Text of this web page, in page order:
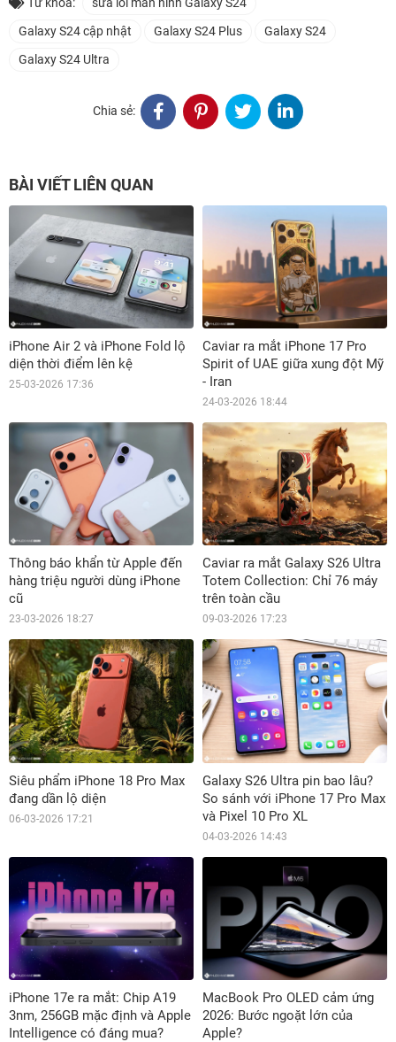
Galaxy S24 cập nhật
Galaxy S24 Plus
Galaxy S24
Galaxy S24 Ultra
Chia sẻ:
BÀI VIẾT LIÊN QUAN
iPhone Air 2 và iPhone Fold lộ
diện thời điểm lên kệ
25-03-2026 17:36
Caviar ra mắt iPhone 17 Pro
Spirit of UAE giữa xung đột Mỹ
- Iran
24-03-2026 18:44
Thông báo khẩn từ Apple đến
hàng triệu người dùng iPhone
cũ
23-03-2026 18:27
Caviar ra mắt Galaxy S26 Ultra
Totem Collection: Chỉ 76 máy
trên toàn cầu
09-03-2026 17:23
Siêu phẩm iPhone 18 Pro Max
đang dần lộ diện
06-03-2026 17:21
Galaxy S26 Ultra pin bao lâu?
So sánh với iPhone 17 Pro Max
và Pixel 10 Pro XL
04-03-2026 14:43
iPhone 17e ra mắt: Chip A19
3nm, 256GB mặc định và Apple
Intelligence có đáng mua?
MacBook Pro OLED cảm ứng
2026: Bước ngoặt lớn của
Apple?